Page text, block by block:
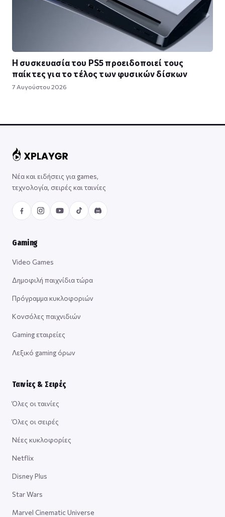
Η συσκευασία του PS5 προειδοποιεί τους
παίκτες για το τέλος των φυσικών δίσκων
7 Αυγούστου 2026
Νέα και ειδήσεις για games,
τεχνολογία, σειρές και ταινίες
Gaming
Video Games
Δημοφιλή παιχνίδια τώρα
Πρόγραμμα κυκλοφοριών
Κονσόλες παιχνιδιών
Gaming εταιρείες
Λεξικό gaming όρων
Ταινίες & Σειρές
Όλες οι ταινίες
Όλες οι σειρές
Νέες κυκλοφορίες
Netflix
Disney Plus
Star Wars
Marvel Cinematic Universe